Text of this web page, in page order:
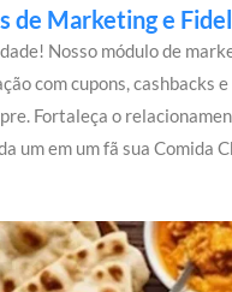
de Marketing e
Nosso módulo de
com cupons, cashbacks
Fortaleça o
um em um fã sua Comida